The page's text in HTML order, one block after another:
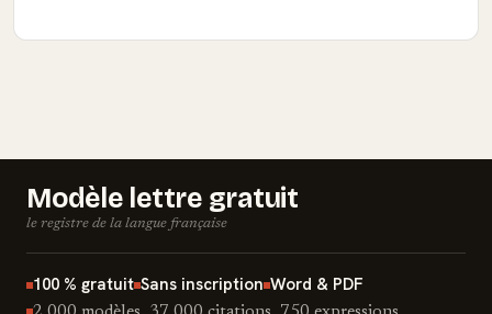
Modèle lettre gratuit
le registre de la langue française
100 % gratuit Sans inscription Word & PDF